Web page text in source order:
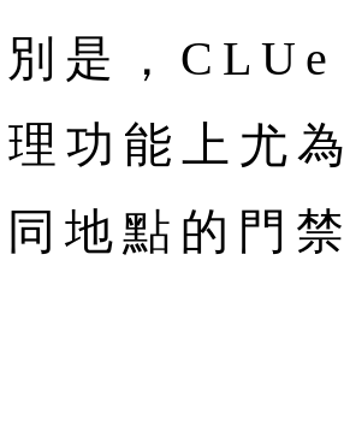
是，CLUe
功能上尤為
地點的門禁